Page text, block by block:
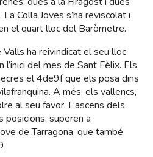
Colla Joves s’ha reviscolat i
el quart lloc del Baròmetre.
ha reivindicat el seu lloc
del mes de Sant Fèlix. Els
el 4de9f que els posa dins
A més, els vallencs,
al seu favor. L’ascens dels
superen a
de Tarragona, que també